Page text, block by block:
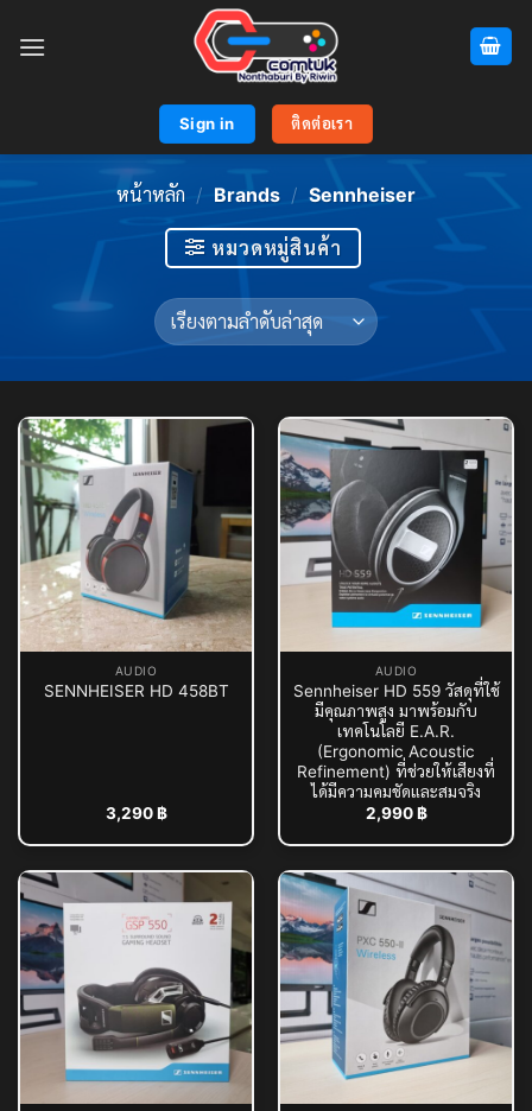
Sign in ติดต่อเรา
หน้าหลัก / Brands / Sennheiser
หมวดหมู่สินค้า
AUDIO
SENNHEISER HD 458BT
3,290฿
AUDIO
Sennheiser HD 559 วัสดุที่ใช้
มีคุณภาพสูง มาพร้อมกับ
เทคโนโลยี E.A.R.
(Ergonomic Acoustic
Refinement) ที่ช่วยให้เสียงที่
ได้มีความคมชัดและสมจริง
2,990฿